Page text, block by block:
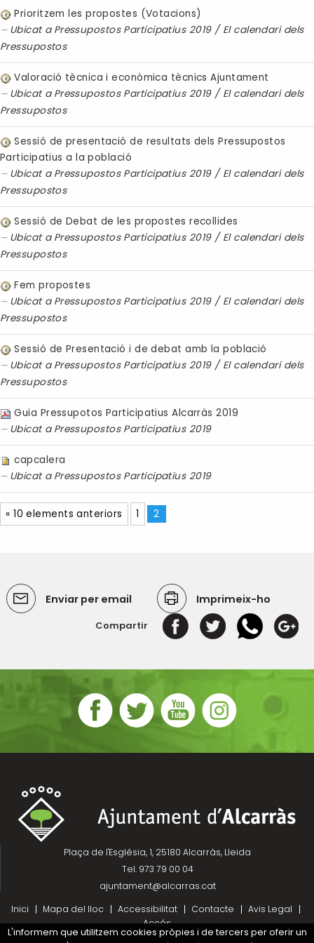
Prioritzem les propostes (Votacions)
Ubicat a Pressupostos Participatius 2019 / El calendari dels
Pressupostos
Valoració tècnica i econòmica tècnics Ajuntament
Ubicat a Pressupostos Participatius 2019 / El calendari dels
Pressupostos
Sessió de presentació de resultats dels Pressupostos
Participatius a la població
Ubicat a Pressupostos Participatius 2019 / El calendari dels
Pressupostos
Sessió de Debat de les propostes recollides
Ubicat a Pressupostos Participatius 2019 / El calendari dels
Pressupostos
Fem propostes
Ubicat a Pressupostos Participatius 2019 / El calendari dels
Pressupostos
Sessió de Presentació i de debat amb la població
Ubicat a Pressupostos Participatius 2019 / El calendari dels
Pressupostos
Guia Pressupotos Participatius Alcarràs 2019
Ubicat a Pressupostos Participatius 2019
capcalera
Ubicat a Pressupostos Participatius 2019
« 10 elements anteriors 1 2
Enviar per email Imprimeix-ho
Compartir
Plaça de l'Església, 1, 25180 Alcarràs, Lleida
Tel. 973 79 00 04
ajuntament@alcarras.cat
Inici
Mapa del lloc Accessibilitat Contacte
Avis Legal
Accés
L'informem que utilitzem cookies pròpies i de tercers per oferir un